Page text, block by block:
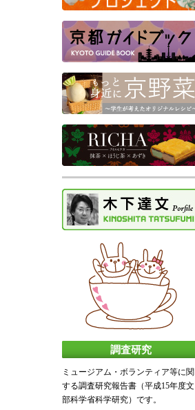
調査研究
ミュージアム・ボランティア等に関
する調査研究報告書（平成15年度文
部科学省科学研究）です。